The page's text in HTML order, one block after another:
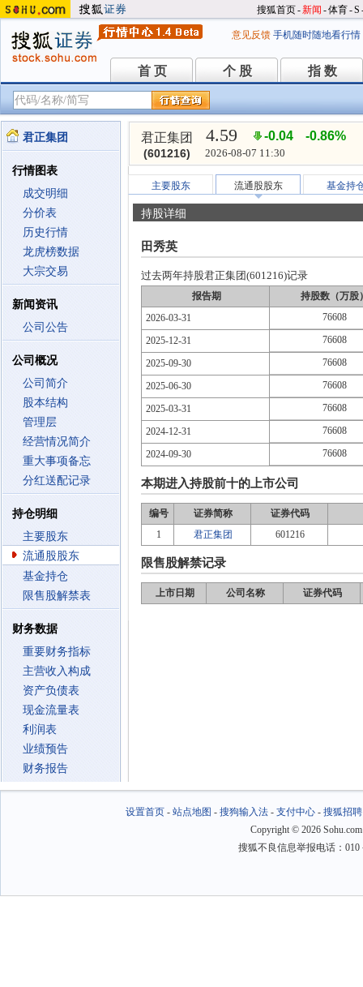
搜狐首页-新闻 -体育-S
意见反馈 手机随时随地看行情
首 页
首 页 个 股
个 股 指 数
指 数
君正集团
行情图表
成交明细
分价表
历史行情
龙虎榜数据
大宗交易
新闻资讯
公司公告
公司概况
公司简介
股本结构
管理层
经营情况简介
重大事项备忘
分红送配记录
持仓明细
主要股东
流通股股东
基金持仓
限售股解禁表
财务数据
重要财务指标
主营收入构成
资产负债表
现金流量表
利润表
业绩预告
财务报告
君正集团
(601216)
4.59 -0.04 -0.86%
2026-08-07 11:30
主要股东 流通股股东 基金持
持股详细
田秀英
过去两年持股君正集团(601216)记录
报告期
持股数（万股
2026-03-31
76608
2025-12-31 76608
2025-09-30 76608
2025-06-30 76608
2025-03-31 76608
2024-12-31 76608
2024-09-30 76608
本期进入持股前十的上市公司
编号 证券简称
证券代码
1
君正集团 601216
限售股解禁记录
上市日期 公司名称 证券代码
设置首页- 站点地图 - 搜狗输入法- 支付中心- 搜狐招聘
Copyright © 2026
搜狐不良信息举报电话：010